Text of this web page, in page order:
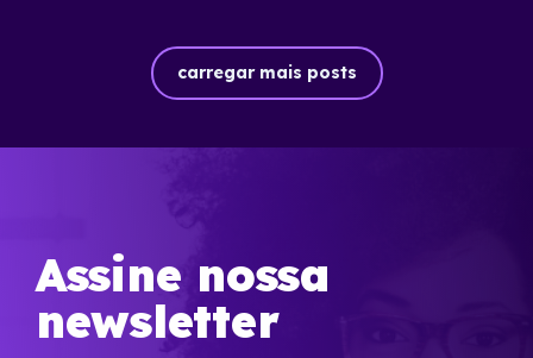
carregar mais posts
Assine nossa
newsletter